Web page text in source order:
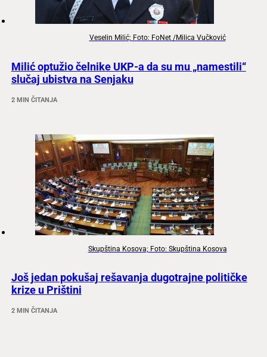
Veselin Milić; Foto: FoNet /Milica Vučković
Milić optužio čelnike UKP-a da su mu „namestili“
slučaj ubistva na Senjaku
2 MIN ČITANJA
Skupština Kosova; Foto: Skupština Kosova
Još jedan pokušaj rešavanja dugotrajne političke
krize u Prištini
2 MIN ČITANJA